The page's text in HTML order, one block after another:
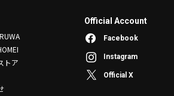
トア
Official Account
Facebook
Instagram
Official X